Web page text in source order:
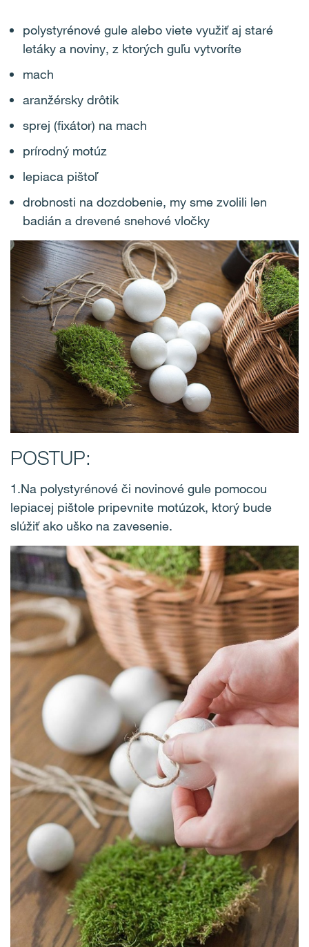
polystyrénové gule alebo viete využiť aj staré
letáky a noviny, z ktorých guľu vytvoríte
mach
aranžérsky drôtik
sprej (fixátor) na mach
prírodný motúz
lepiaca pištoľ
drobnosti na dozdobenie, my sme zvolili len
badián a drevené snehové vločky
POSTUP:
1.Na polystyrénové či novinové gule pomocou
lepiacej pištole pripevnite motúzok, ktorý bude
slúžiť ako uško na zavesenie.